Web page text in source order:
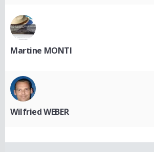
Martine MONTI
Wilfried WEBER